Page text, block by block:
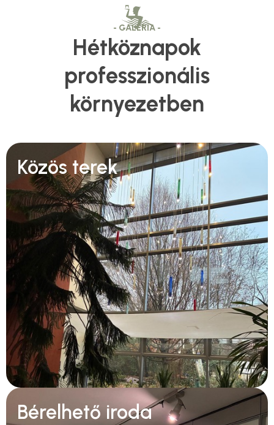
- GALÉRIA -
Hétköznapok
professzionális
környezetben
Közös terek
Bérelhető iroda